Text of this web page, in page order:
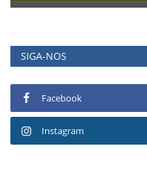
SIGA-NOS
Facebook
Instagram